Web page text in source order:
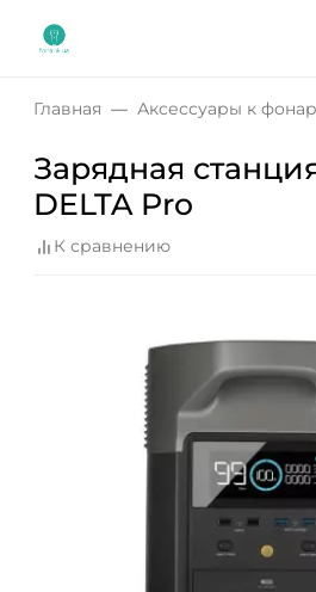
Главная Аксессуары к
Зарядная
DELTA Pro
К сравнению